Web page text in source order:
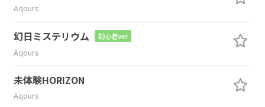
Aqours
幻日ミステリウム 初心者ver
Aqours
未体験HORIZON
Aqours